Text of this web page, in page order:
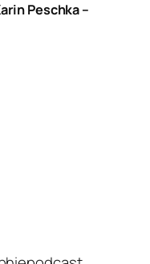
Peschka –